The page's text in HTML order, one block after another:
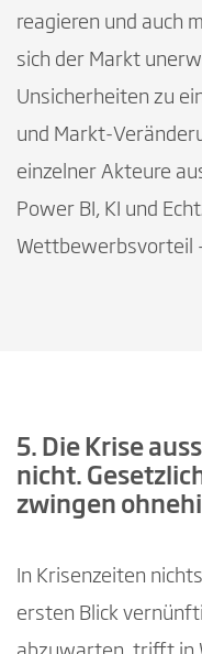
reagieren und auch
sich der Markt
Unsicherheiten zu
und Markt-
einzelner Akteure
Power BI, KI und
Wettbewerbsvorteil
5. Die Krise
nicht.
zwingen
In Krisenzeiten
ersten Blick